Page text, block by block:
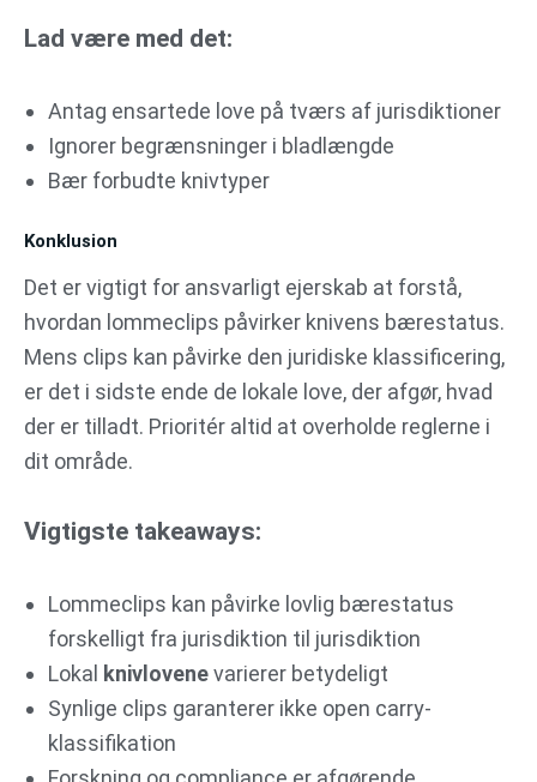
Lad være med det:
Antag ensartede love på tværs af jurisdiktioner
Ignorer begrænsninger i bladlængde
Bær forbudte knivtyper
Konklusion
Det er vigtigt for ansvarligt ejerskab at forstå,
hvordan lommeclips påvirker knivens bærestatus.
Mens clips kan påvirke den juridiske klassificering,
er det i sidste ende de lokale love, der afgør, hvad
der er tilladt. Prioritér altid at overholde reglerne i
dit område.
Vigtigste takeaways:
Lommeclips kan påvirke lovlig bærestatus
forskelligt fra jurisdiktion til jurisdiktion
Lokal knivlovenevarierer betydeligt
Synlige clips garanterer ikke open carry-
klassifikation